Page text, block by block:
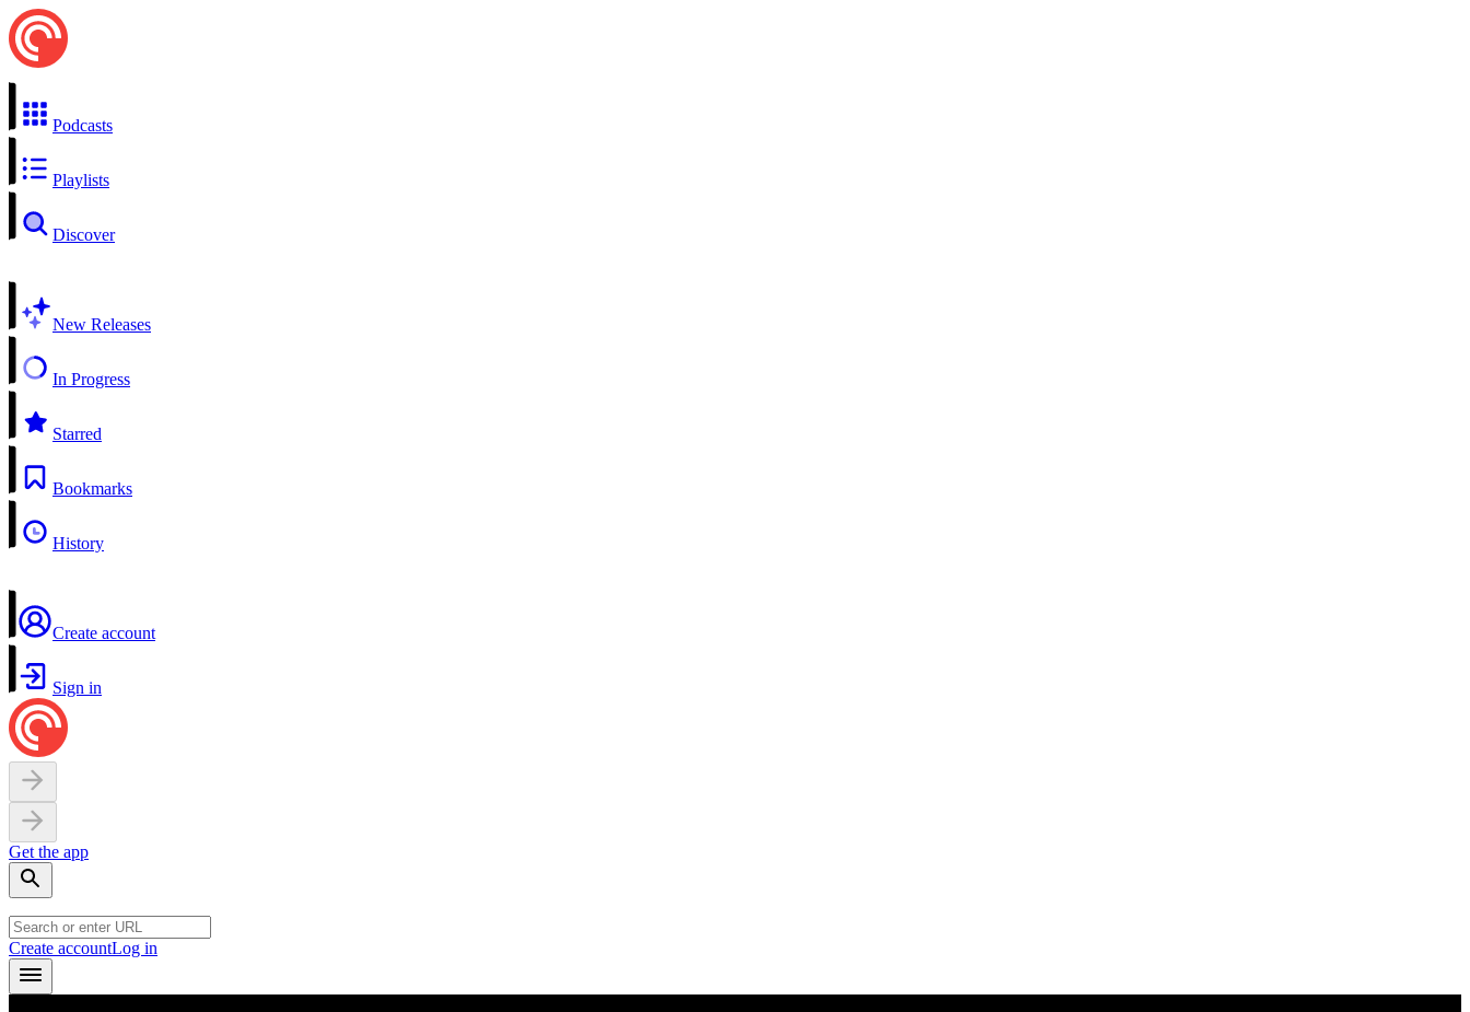
Podcasts
Playlists
Discover
New Releases
In Progress
Starred
Bookmarks
History
Create account
Sign in
Get the app
Create accountLog in